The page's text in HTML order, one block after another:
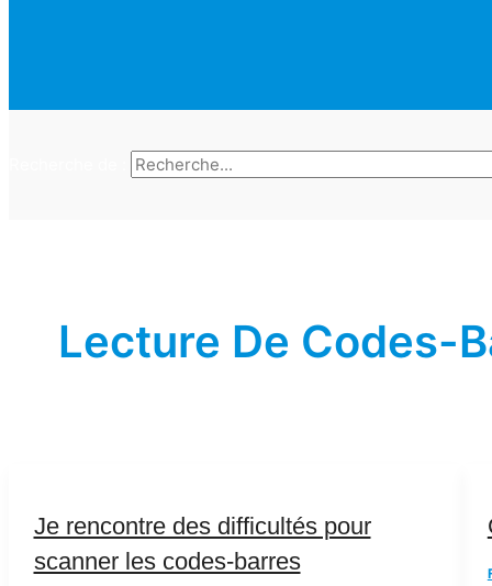
Lecture De Codes-
Je rencontre des difficultés pour
scanner les codes-barres